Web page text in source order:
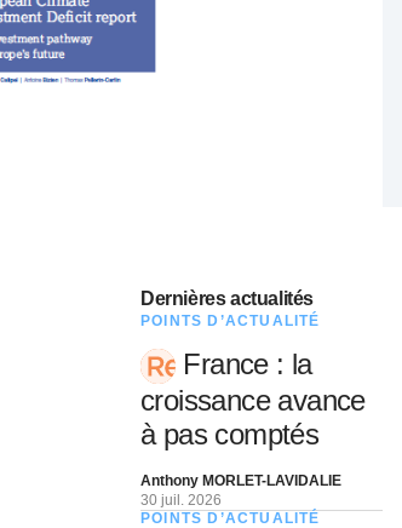
Dernières actualités
POINTS D’ACTUALITÉ
France : la
croissance avance
à pas comptés
Anthony MORLET-LAVIDALIE
30 juil. 2026
POINTS D’ACTUALITÉ